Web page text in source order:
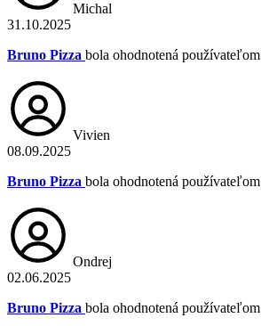
Michal
31.10.2025
Bruno Pizza bola ohodnotená používateľom
Vivien
08.09.2025
Bruno Pizza bola ohodnotená používateľom
Ondrej
02.06.2025
Bruno Pizza bola ohodnotená používateľom